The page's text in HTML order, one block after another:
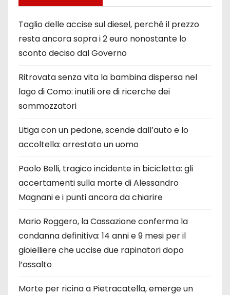
Taglio delle accise sul diesel, perché il prezzo
resta ancora sopra i 2 euro nonostante lo
sconto deciso dal Governo
Ritrovata senza vita la bambina dispersa nel
lago di Como: inutili ore di ricerche dei
sommozzatori
Litiga con un pedone, scende dall’auto e lo
accoltella: arrestato un uomo
Paolo Belli, tragico incidente in bicicletta: gli
accertamenti sulla morte di Alessandro
Magnani e i punti ancora da chiarire
Mario Roggero, la Cassazione conferma la
condanna definitiva: 14 anni e 9 mesi per il
gioielliere che uccise due rapinatori dopo
l’assalto
Morte per ricina a Pietracatella, emerge un